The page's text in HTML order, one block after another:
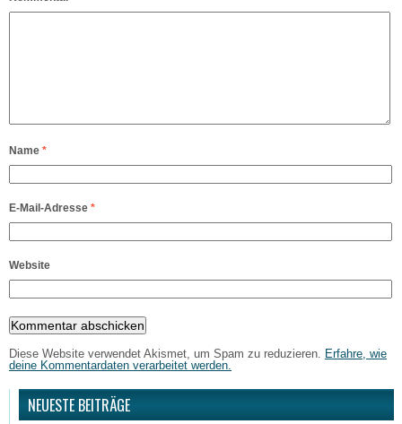
Name *
E-Mail-Adresse *
Website
Diese Website verwendet Akismet, um Spam zu reduzieren. Erfahre, wie
deine Kommentardaten verarbeitet werden.
NEUESTE BEITRÄGE